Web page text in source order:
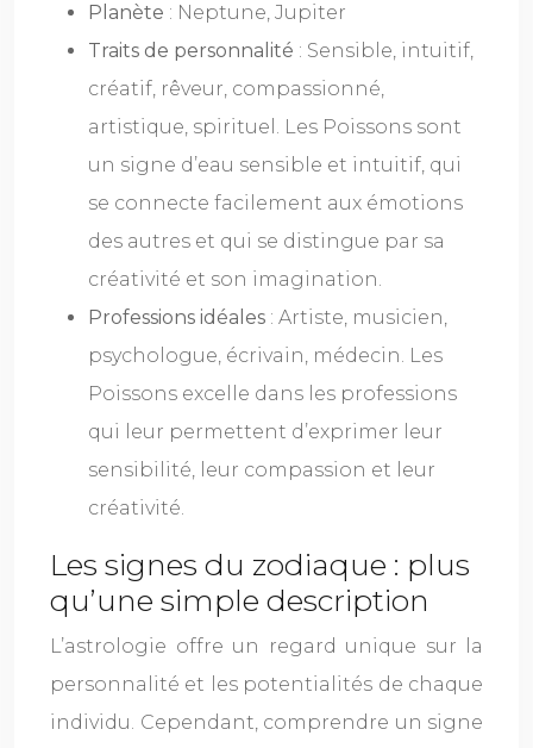
Planète : Neptune, Jupiter
Traits de personnalité : Sensible, intuitif,
créatif, rêveur, compassionné,
artistique, spirituel. Les Poissons sont
un signe d’eau sensible et intuitif, qui
se connecte facilement aux émotions
des autres et qui se distingue par sa
créativité et son imagination.
Professions idéales : Artiste, musicien,
psychologue, écrivain, médecin. Les
Poissons excelle dans les professions
qui leur permettent d’exprimer leur
sensibilité, leur compassion et leur
créativité.
Les signes du zodiaque : plus
qu’une simple description
L’astrologie offre un regard unique sur la
personnalité et les potentialités de chaque
individu. Cependant, comprendre un signe